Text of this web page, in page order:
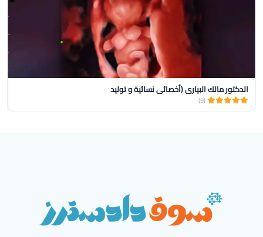
الدكتور مالك البياري (أخصائي نسائية و توليد
(9)